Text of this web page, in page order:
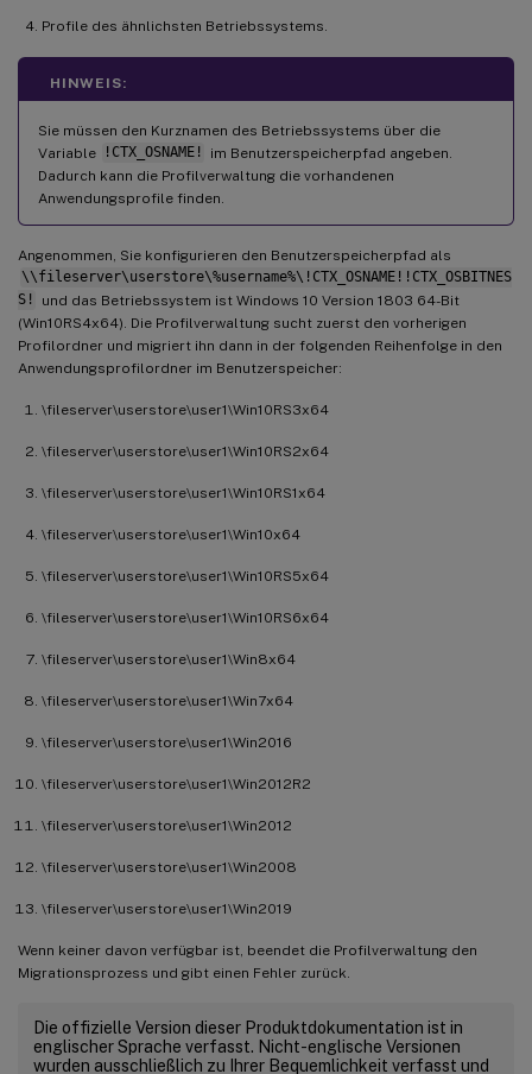
Profile des ähnlichsten Betriebssystems.
HINWEIS:
Sie müssen den Kurznamen des Betriebssystems über die
Variable
!CTX_OSNAME!
im Benutzerspeicherpfad angeben.
Dadurch kann die Profilverwaltung die vorhandenen
Anwendungsprofile finden.
Angenommen, Sie konfigurieren den Benutzerspeicherpfad als
\\fileserver\userstore\%username%\!CTX_OSNAME!!CTX_OSBITNES
S!
und das Betriebssystem ist Windows 10 Version 1803 64-Bit
(Win10RS4x64). Die Profilverwaltung sucht zuerst den vorherigen
Profilordner und migriert ihn dann in der folgenden Reihenfolge in den
Anwendungsprofilordner im Benutzerspeicher:
\fileserver\userstore\user1\Win10RS3x64
\fileserver\userstore\user1\Win10RS2x64
\fileserver\userstore\user1\Win10RS1x64
\fileserver\userstore\user1\Win10x64
\fileserver\userstore\user1\Win10RS5x64
\fileserver\userstore\user1\Win10RS6x64
\fileserver\userstore\user1\Win8x64
\fileserver\userstore\user1\Win7x64
\fileserver\userstore\user1\Win2016
\fileserver\userstore\user1\Win2012R2
\fileserver\userstore\user1\Win2012
\fileserver\userstore\user1\Win2008
\fileserver\userstore\user1\Win2019
Wenn keiner davon verfügbar ist, beendet die Profilverwaltung den
Migrationsprozess und gibt einen Fehler zurück.
Die offizielle Version dieser Produktdokumentation ist in
englischer Sprache verfasst. Nicht-englische Versionen
wurden ausschließlich zu Ihrer Bequemlichkeit verfasst und